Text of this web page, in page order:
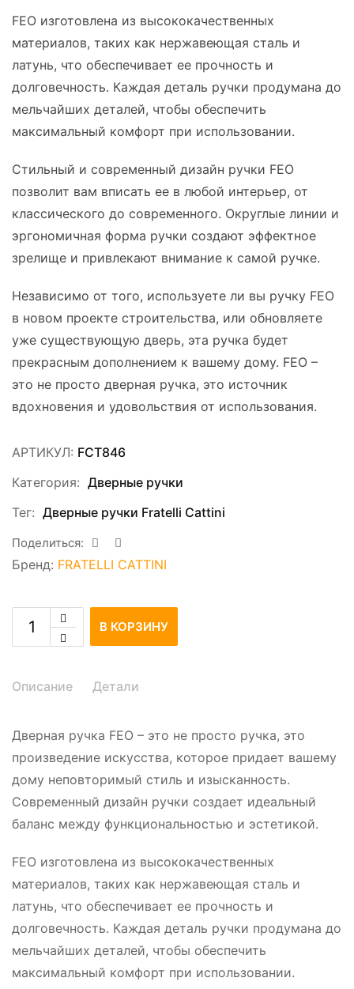
FEO изготовлена из высококачественных
материалов, таких как нержавеющая сталь и
латунь, что обеспечивает ее прочность и
долговечность. Каждая деталь ручки продумана до
мельчайших деталей, чтобы обеспечить
максимальный комфорт при использовании.
Стильный и современный дизайн ручки FEO
позволит вам вписать ее в любой интерьер, от
классического до современного. Округлые линии и
эргономичная форма ручки создают эффектное
зрелище и привлекают внимание к самой ручке.
Независимо от того, используете ли вы ручку FEO
в новом проекте строительства, или обновляете
уже существующую дверь, эта ручка будет
прекрасным дополнением к вашему дому. FEO –
это не просто дверная ручка, это источник
вдохновения и удовольствия от использования.
АРТИКУЛ: FCT846
Категория: Дверные ручки
Тег: Дверные ручки Fratelli Cattini
Поделиться:
Бренд: FRATELLI CATTINI
В КОРЗИНУ
Описание Детали
Дверная ручка FEO – это не просто ручка, это
произведение искусства, которое придает вашему
дому неповторимый стиль и изысканность.
Современный дизайн ручки создает идеальный
баланс между функциональностью и эстетикой.
FEO изготовлена из высококачественных
материалов, таких как нержавеющая сталь и
латунь, что обеспечивает ее прочность и
долговечность. Каждая деталь ручки продумана до
мельчайших деталей, чтобы обеспечить
максимальный комфорт при использовании.